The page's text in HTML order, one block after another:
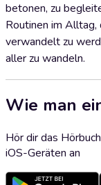
betonen, zu
Routinen im Alltag,
verwandelt zu
aller zu wandeln.
Wie man
Hör dir das
iOS-Geräten an